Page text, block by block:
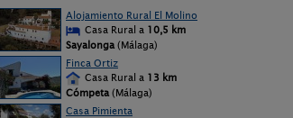
Alojamiento Rural El Molino
Casa Rural a 10,5 km
Sayalonga (Málaga)
Finca Ortiz
Casa Rural a 13 km
Cómpeta (Málaga)
Casa Pimienta